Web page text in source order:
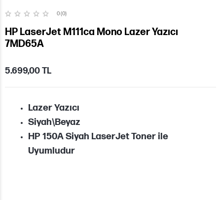
0 (0)
HP LaserJet M111ca Mono Lazer Yazıcı
7MD65A
5.699,00 TL
Lazer Yazıcı
Siyah\Beyaz
HP 150A Siyah LaserJet Toner ile
Uyumludur